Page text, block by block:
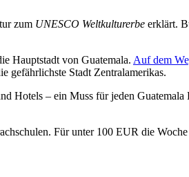
zum UNESCO Weltkulturerbe erklärt.
Hauptstadt von Guatemala. Auf dem
gefährlichste Stadt Zentralamerikas.
Hotels – ein Muss für jeden
Für unter 100 EUR die